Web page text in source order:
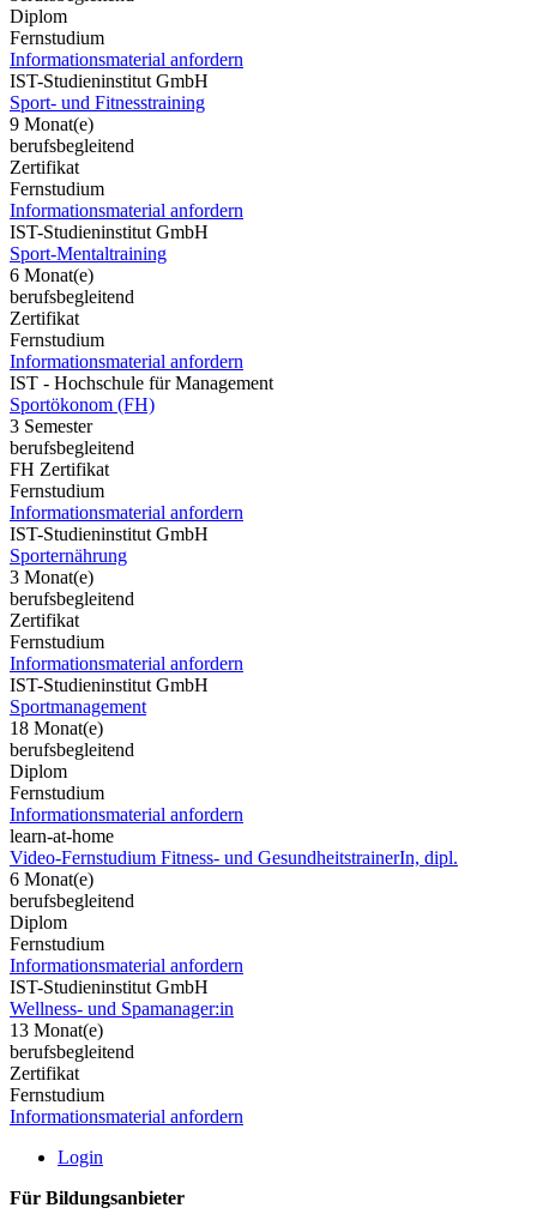
Diplom
Fernstudium
Informationsmaterial anfordern
IST-Studieninstitut GmbH
Sport- und Fitnesstraining
9 Monat(e)
berufsbegleitend
Zertifikat
Fernstudium
Informationsmaterial anfordern
IST-Studieninstitut GmbH
Sport-Mentaltraining
6 Monat(e)
berufsbegleitend
Zertifikat
Fernstudium
Informationsmaterial anfordern
IST - Hochschule für Management
Sportökonom (FH)
3 Semester
berufsbegleitend
FH Zertifikat
Fernstudium
Informationsmaterial anfordern
IST-Studieninstitut GmbH
Sporternährung
3 Monat(e)
berufsbegleitend
Zertifikat
Fernstudium
Informationsmaterial anfordern
IST-Studieninstitut GmbH
Sportmanagement
18 Monat(e)
berufsbegleitend
Diplom
Fernstudium
Informationsmaterial anfordern
learn-at-home
Video-Fernstudium Fitness- und GesundheitstrainerIn, dipl.
6 Monat(e)
berufsbegleitend
Diplom
Fernstudium
Informationsmaterial anfordern
IST-Studieninstitut GmbH
Wellness- und Spamanager:in
13 Monat(e)
berufsbegleitend
Zertifikat
Fernstudium
Informationsmaterial anfordern
Login
Für Bildungsanbieter